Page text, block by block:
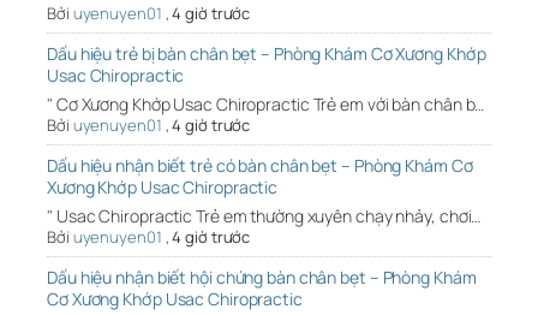
Bởi uyenuyen01 ,4 giờ trước
Dấu hiệu trẻ bị bàn chân bẹt – Phòng Khám Cơ Xương Khớp
Usac Chiropractic
" Cơ Xương Khớp Usac Chiropractic Trẻ em với bàn chân b…
Bởi uyenuyen01 ,4 giờ trước
Dấu hiệu nhận biết trẻ có bàn chân bẹt – Phòng Khám Cơ
Xương Khớp Usac Chiropractic
" Usac Chiropractic Trẻ em thường xuyên chạy nhảy, chơi…
Bởi uyenuyen01 ,4 giờ trước
Dấu hiệu nhận biết hội chứng bàn chân bẹt – Phòng Khám
Cơ Xương Khớp Usac Chiropractic